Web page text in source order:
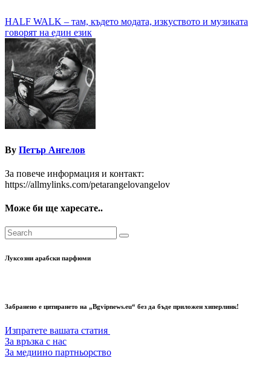
Навигация
HALF WALK – там, където модата, изкуството и музиката
говорят на един език
By Петър Ангелов
За повече информация и контакт:
https://allmylinks.com/petarangelovangelov
Може би ще харесате..
Луксозни арабски парфюми
Забранено е цитирането на „Bgvipnews.eu“ без да бъде приложен хиперлинк!
Изпратете вашата статия
За връзка с нас
За медиино партньорство